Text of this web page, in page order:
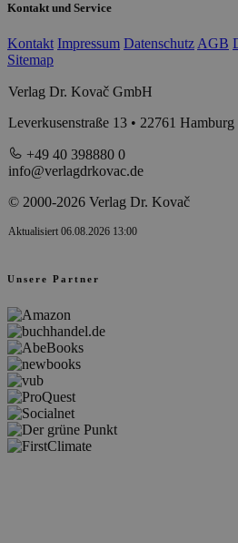
Kontakt und Service
Kontakt Impressum Datenschutz AGB
Sitemap
Verlag Dr. Kovač GmbH
Leverkusenstraße 13 • 22761 Hamburg
+49 40 398880 0
info@verlagdrkovac.de
© 2000-2026 Verlag Dr. Kovač
Aktualisiert 06.08.2026 13:00
Unsere Partner